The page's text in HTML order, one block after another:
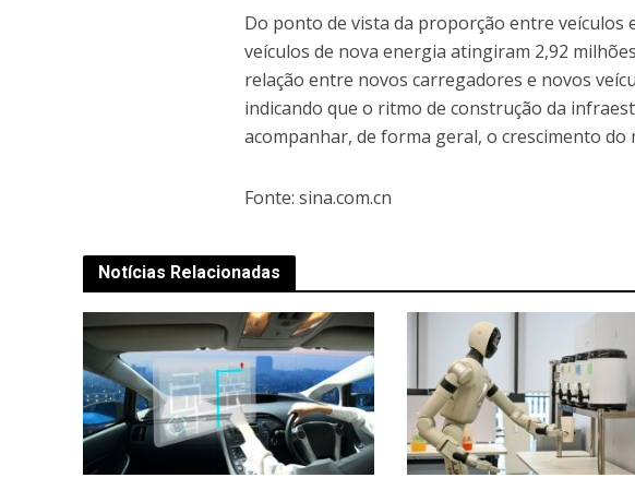
Do ponto de vista da proporção entre veículos
veículos de nova energia atingiram 2,92
relação entre novos carregadores e novos
indicando que o ritmo de construção da
acompanhar, de forma geral, o crescimento do
Fonte: sina.com.cn
Notícias Relacionadas